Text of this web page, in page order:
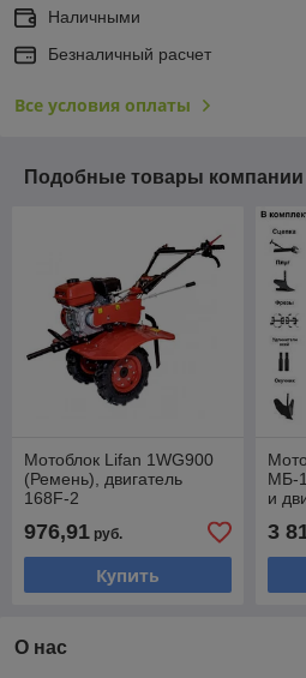
Наличными
Безналичный расчет
Все условия оплаты
Подобные товары компании
Мотоблок Lifan 1WG900
(Ремень), двигатель
168F-2
976,91 руб.
Купить
МБ-
и
3
О нас